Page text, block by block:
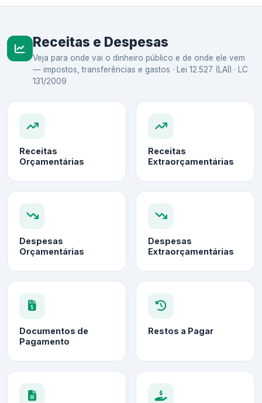
Receitas e Despesas
Veja para onde vai o dinheiro público e de onde ele vem
— impostos, transferências e gastos · Lei 12.527 (LAI) · LC
131/2009
Receitas
Orçamentárias
Receitas
Extraorçamentárias
Despesas
Orçamentárias
Despesas
Extraorçamentárias
Documentos de
Pagamento
Restos a Pagar